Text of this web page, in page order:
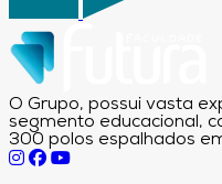
O Grupo, possui vasta
segmento educacional,
300 polos espalhados